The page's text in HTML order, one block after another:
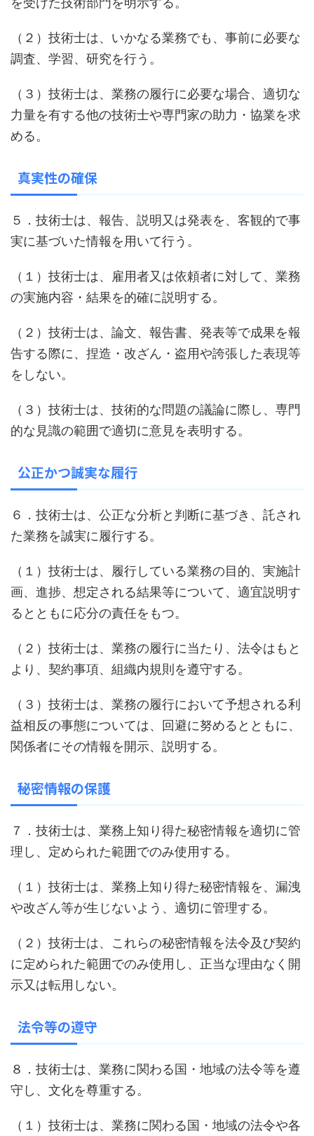
（２）技術士は、いかなる業務でも、事前に必要な
調査、学習、研究を行う。
（３）技術士は、業務の履行に必要な場合、適切な
力量を有する他の技術士や専門家の助力・協業を求
める。
真実性の確保
５．技術士は、報告、説明又は発表を、客観的で事
実に基づいた情報を用いて行う。
（１）技術士は、雇用者又は依頼者に対して、業務
の実施内容・結果を的確に説明する。
（２）技術士は、論文、報告書、発表等で成果を報
告する際に、捏造・改ざん・盗用や誇張した表現等
をしない。
（３）技術士は、技術的な問題の議論に際し、専門
的な見識の範囲で適切に意見を表明する。
公正かつ誠実な履行
６．技術士は、公正な分析と判断に基づき、託され
た業務を誠実に履行する。
（１）技術士は、履行している業務の目的、実施計
画、進捗、想定される結果等について、適宜説明す
るとともに応分の責任をもつ。
（２）技術士は、業務の履行に当たり、法令はもと
より、契約事項、組織内規則を遵守する。
（３）技術士は、業務の履行において予想される利
益相反の事態については、回避に努めるとともに、
関係者にその情報を開示、説明する。
秘密情報の保護
７．技術士は、業務上知り得た秘密情報を適切に管
理し、定められた範囲でのみ使用する。
（１）技術士は、業務上知り得た秘密情報を、漏洩
や改ざん等が生じないよう、適切に管理する。
（２）技術士は、これらの秘密情報を法令及び契約
に定められた範囲でのみ使用し、正当な理由なく開
示又は転用しない。
法令等の遵守
８．技術士は、業務に関わる国・地域の法令等を遵
守し、文化を尊重する。
（１）技術士は、業務に関わる国・地域の法令や各